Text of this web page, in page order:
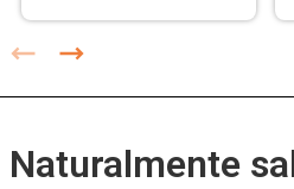
Naturalmente